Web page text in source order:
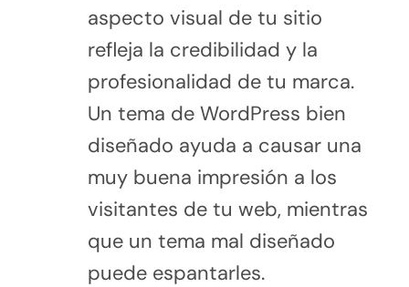
aspecto visual de tu sitio
refleja la credibilidad y la
profesionalidad de tu marca.
Un tema de WordPress bien
diseñado ayuda a causar una
muy buena impresión a los
visitantes de tu web, mientras
que un tema mal diseñado
puede espantarles.